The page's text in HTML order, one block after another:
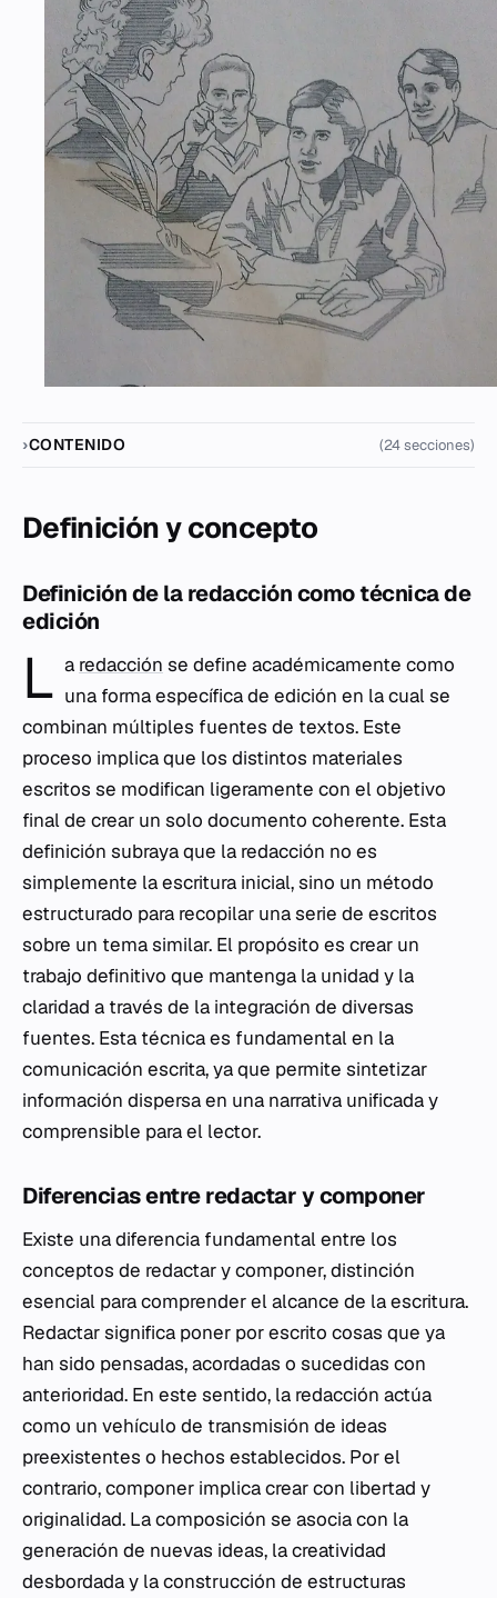
CONTENIDO (24 secciones)
Definición y concepto
Definición de la redacción como técnica de
edición
L a redacción se define académicamente como
una forma específica de edición en la cual se
combinan múltiples fuentes de textos. Este
proceso implica que los distintos materiales
escritos se modifican ligeramente con el objetivo
final de crear un solo documento coherente. Esta
definición subraya que la redacción no es
simplemente la escritura inicial, sino un método
estructurado para recopilar una serie de escritos
sobre un tema similar. El propósito es crear un
trabajo definitivo que mantenga la unidad y la
claridad a través de la integración de diversas
fuentes. Esta técnica es fundamental en la
comunicación escrita, ya que permite sintetizar
información dispersa en una narrativa unificada y
comprensible para el lector.
Diferencias entre redactar y componer
Existe una diferencia fundamental entre los
conceptos de redactar y componer, distinción
esencial para comprender el alcance de la escritura.
Redactar significa poner por escrito cosas que ya
han sido pensadas, acordadas o sucedidas con
anterioridad. En este sentido, la redacción actúa
como un vehículo de transmisión de ideas
preexistentes o hechos establecidos. Por el
contrario, componer implica crear con libertad y
originalidad. La composición se asocia con la
generación de nuevas ideas, la creatividad
desbordada y la construcción de estructuras